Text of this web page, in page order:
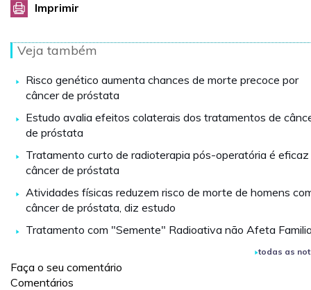
Imprimir
Veja também
Risco genético aumenta chances de morte precoce por
câncer de próstata
Estudo avalia efeitos colaterais dos tratamentos de
de próstata
Tratamento curto de radioterapia pós-operatória é eficaz
câncer de próstata
Atividades físicas reduzem risco de morte de homens
câncer de próstata, diz estudo
Tratamento com "Semente" Radioativa não Afeta
todas as
Faça o seu comentário
Comentários